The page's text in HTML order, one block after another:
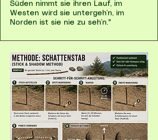
Süden nimmt sie ihren Lauf, im
Westen wird sie untergeh’n, im
Norden ist sie nie zu seh’n."